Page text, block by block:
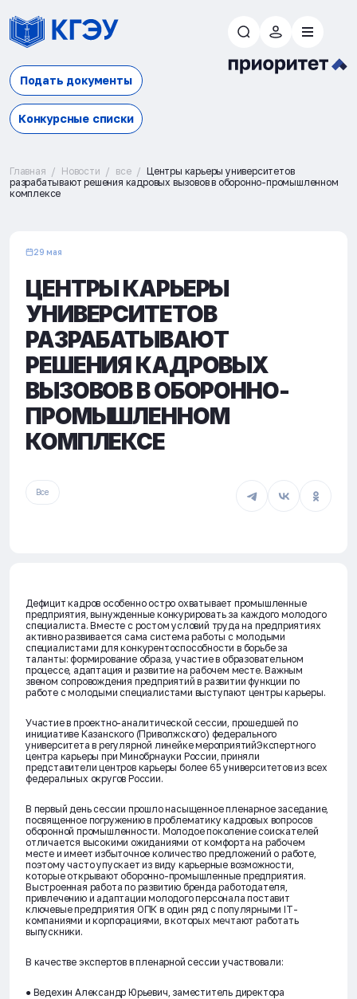
Подать документы
Конкурсные списки
Главная Новости все
Центры карьеры университетов
разрабатывают решения кадровых вызовов в оборонно-промышленном
комплексе
29 мая
ЦЕНТРЫ КАРЬЕРЫ
УНИВЕРСИТЕТОВ
РАЗРАБАТЫВАЮТ
РЕШЕНИЯ КАДРОВЫХ
ВЫЗОВОВ В ОБОРОННО-
ПРОМЫШЛЕННОМ
КОМПЛЕКСЕ
Все
Дефицит кадров особенно остро охватывает промышленные
предприятия, вынужденные конкурировать за каждого молодого
специалиста. Вместе с ростом условий труда на предприятиях
активно развивается сама система работы с молодыми
специалистами для конкурентоспособности в борьбе за
таланты: формирование образа, участие в образовательном
процессе, адаптация и развитие на рабочем месте. Важным
звеном сопровождения предприятий в развитии функции по
работе с молодыми специалистами выступают центры карьеры.
Участие в проектно-аналитической сессии, прошедшей по
инициативе Казанского (Приволжского) федерального
университета в регулярной линейке мероприятийЭкспертного
центра карьеры при Минобрнауки России, приняли
представители центров карьеры более 65 университетов из всех
федеральных округов России.
В первый день сессии прошло насыщенное пленарное заседание,
посвященное погружению в проблематику кадровых вопросов
оборонной промышленности. Молодое поколение соискателей
отличается высокими ожиданиями от комфорта на рабочем
месте и имеет избыточное количество предложений о работе,
поэтому часто упускает из виду карьерные возможности,
которые открывают оборонно-промышленные предприятия.
Выстроенная работа по развитию бренда работодателя,
привлечению и адаптации молодого персонала поставит
ключевые предприятия ОПК в один ряд с популярными IT-
компаниями и корпорациями, в которых мечтают работать
выпускники.
В качестве экспертов в пленарной сессии участвовали:
● Ведехин Александр Юрьевич, заместитель директора